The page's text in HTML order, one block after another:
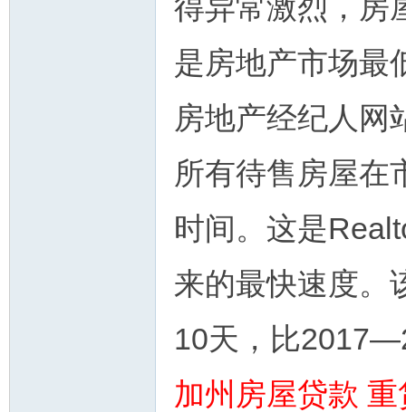
得异常激烈，房
是房地产市场最
房地产经纪人网
所有待售房屋在
时间。这是
来的最快速度。
10天，比
加州房屋贷款